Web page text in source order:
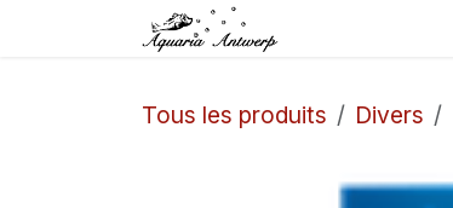
Se rendre au contenu
Tous les produits Divers